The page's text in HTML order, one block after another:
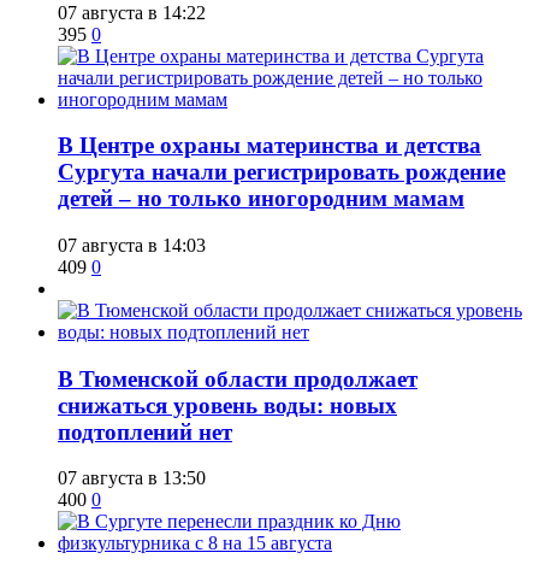
07 августа в 14:22
395 0
​В Центре охраны материнства и детства
Сургута начали регистрировать рождение
детей – но только иногородним мамам
07 августа в 14:03
409 0
​В Тюменской области продолжает
снижаться уровень воды: новых
подтоплений нет
07 августа в 13:50
400 0